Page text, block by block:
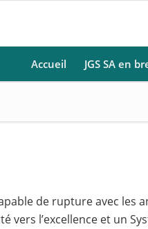
Accueil JGS SA en
de rupture avec les
vers l’excellence et un